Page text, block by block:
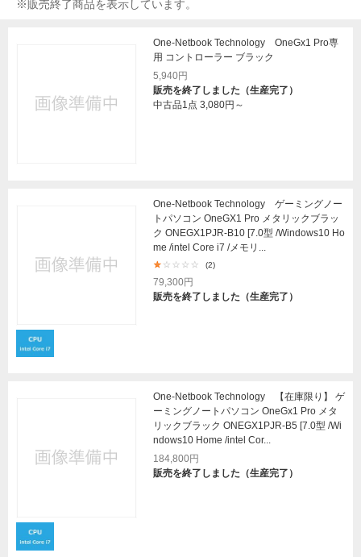
※販売終了商品を表示しています。
One-Netbook Technology OneGx1 Pro専
用 コントローラー ブラック
5,940円
販売を終了しました（生産完了）
中古品1点 3,080円～
One-Netbook Technology ゲーミングノー
トパソコン OneGX1 Pro メタリックブラッ
ク ONEGX1PJR-B10 [7.0型 /Windows10 Ho
me /intel Core i7 /メモリ...
(2)
79,300円
販売を終了しました（生産完了）
One-Netbook Technology 【在庫限り】 ゲ
ーミングノートパソコン OneGx1 Pro メタ
リックブラック ONEGX1PJR-B5 [7.0型 /Wi
ndows10 Home /intel Cor...
184,800円
販売を終了しました（生産完了）